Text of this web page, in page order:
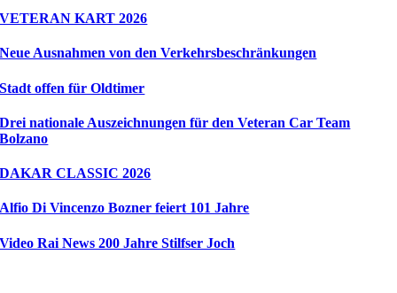
VETERAN KART 2026
Neue Ausnahmen von den Verkehrsbeschränkungen
Stadt offen für Oldtimer
Drei nationale Auszeichnungen für den Veteran Car Team
Bolzano
DAKAR CLASSIC 2026
Alfio Di Vincenzo Bozner feiert 101 Jahre
Video Rai News 200 Jahre Stilfser Joch